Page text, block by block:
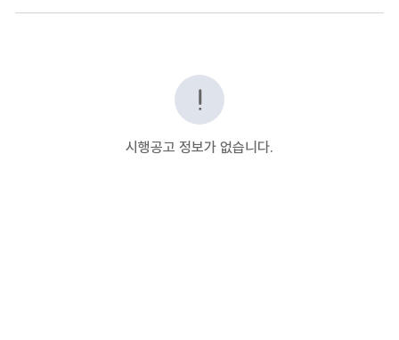
시행공고 정보가 없습니다.